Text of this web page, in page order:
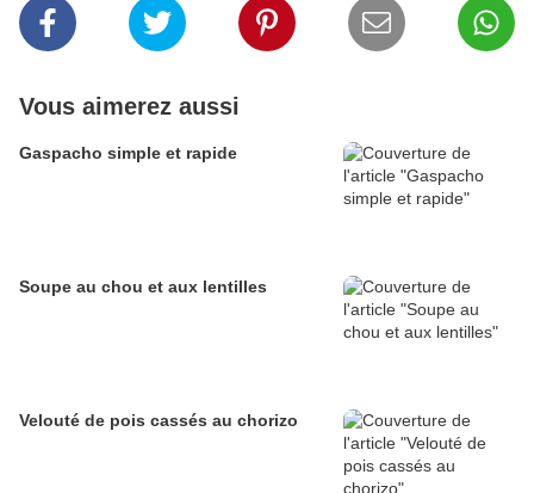
Vous aimerez aussi
Gaspacho simple et rapide
Soupe au chou et aux lentilles
Velouté de pois cassés au chorizo